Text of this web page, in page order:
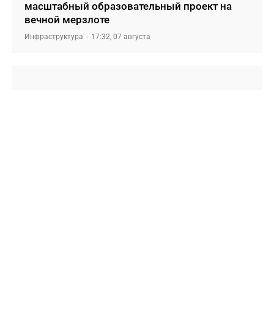
масштабный образовательный проект на
вечной мерзлоте
Инфраструктура 17:32, 07 августа